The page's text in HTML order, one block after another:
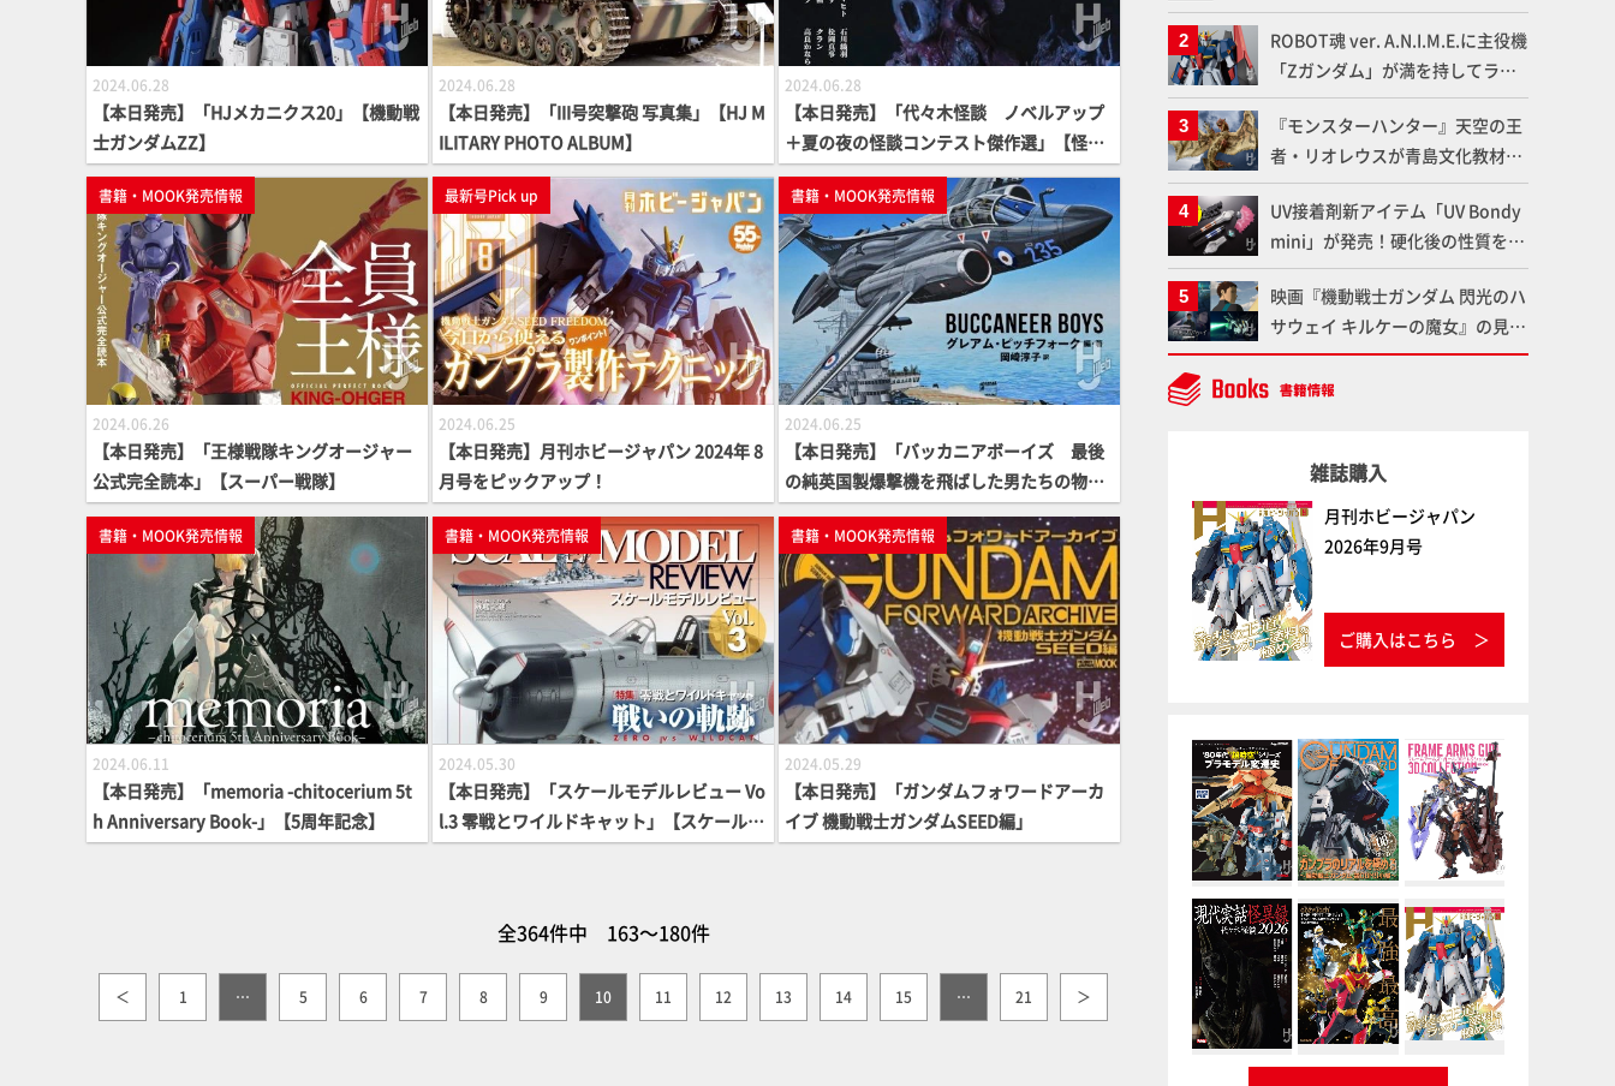
2024.06.28
【本日発売】「HJメカニクス20」【機動戦
士ガンダムZZ】
2024.06.28
【本日発売】「III号突撃砲 写真集」【HJ M
ILITARY PHOTO ALBUM】
2024.06.28
【本日発売】「代々木怪談 ノベルアップ
＋夏の夜の怪談コンテスト傑作選」【怪談
アンソロジー】
書籍・MOOK発売情報
2024.06.26
【本日発売】「王様戦隊キングオージャー
公式完全読本」【スーパー戦隊】
最新号Pick up
2024.06.25
【本日発売】月刊ホビージャパン 2024年 8
月号をピックアップ！
書籍・MOOK発売情報
2024.06.25
【本日発売】「バッカニアボーイズ 最後
の純英国製爆撃機を飛ばした男たちの物
語」【軍事選書シリーズ】
書籍・MOOK発売情報
2024.06.11
【本日発売】「memoria -chitocerium 5t
h Anniversary Book-」【5周年記念】
書籍・MOOK発売情報
2024.05.30
【本日発売】「スケールモデルレビュー Vo
l.3 零戦とワイルドキャット」【スケールモ
デル】
書籍・MOOK発売情報
2024.05.29
【本日発売】「ガンダムフォワードアーカ
イブ 機動戦士ガンダムSEED編」
全364件中 163～180件
＜ 1 … 5 6 7 8 9 10 11 12 13 14 15 … 21 ＞
「Mr.カラー」やツールメーカー
である「GSIクレオス」が語るラ
ッカー塗料の未来とは？
ROBOT魂 ver. A.N.I.M.E.に主役機
「Zガンダム」が満を持してライ
ンナップ！ウェイブライダーへの
変形、劇中どおりのプロポーショ
ンを再現【機動戦士Zガンダム】
『モンスターハンター』天空の王
者・リオレウスが青島文化教材社
「PLAfig.」にラインナップ！原
型・蟹蟲修造氏の彩色作例で超ハ
イディテールかつ躍動感に満ちた
造形をチェック
UV接着剤新アイテム「UV Bondy
mini」が発売！硬化後の性質を活
かしてクリアーパーツへの加工や
エフェクト仕上げに活用してみよ
う！【月刊工具】
映画『機動戦士ガンダム 閃光のハ
サウェイ キルケーの魔女』の見放
題配信が8月31日（月）よりスタ
ート！Prime Videoで国内独占配
雑誌購入
月刊ホビージャパン
2026年9月号
ご購入はこちら